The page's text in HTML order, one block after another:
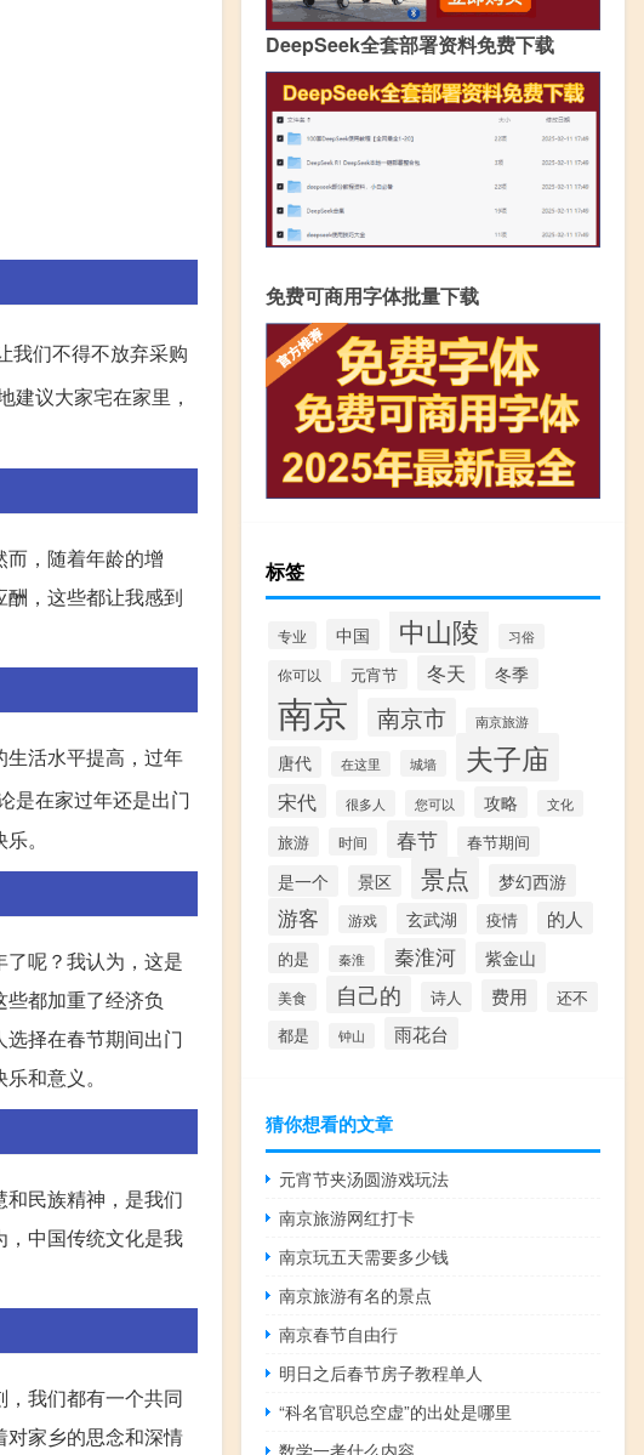
我们不得不放弃采购
建议大家宅在家里，
，随着年龄的增
，这些都让我感到
活水平提高，过年
是在家过年还是出门
。
呢？我认为，这是
都加重了经济负
择在春节期间出门
和意义。
民族精神，是我们
中国传统文化是我
我们都有一个共同
家乡的思念和深情
DeepSeek全套部署资料免费下载
免费可商用字体批量下载
标签
专业 中国 中山陵 习俗
你可以 元宵节 冬天 冬季
南京 南京市 南京旅游
唐代 在这里 城墙 夫子庙
宋代 很多人 您可以 攻略 文化
旅游 时间 春节 春节期间
是一个 景区 景点 梦幻西游
游客 游戏 玄武湖 疫情 的人
的是 秦淮 秦淮河 紫金山
美食 自己的 诗人 费用 还不
都是 钟山 雨花台
猜你想看的文章
元宵节夹汤圆游戏玩法
南京旅游网红打卡
南京玩五天需要多少钱
南京旅游有名的景点
南京春节自由行
明日之后春节房子教程单人
“科名官职总空虚”的出处是哪里
数学一考什么内容